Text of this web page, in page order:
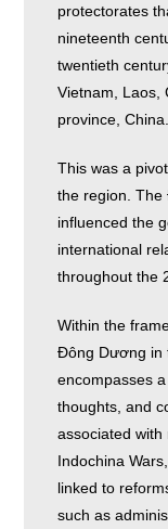
protectorates
nineteenth
twentieth
Vietnam, Laos,
province, China.
This was a
the region.
influenced the
international
throughout the
Within the
Đông Dương in
encompasses
thoughts, and
associated
Indochina
linked to
such as